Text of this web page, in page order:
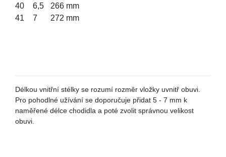
40
6,5
266 mm
41
7 272 mm
Délkou vnitřní stélky se rozumí rozměr vložky uvnitř obuvi.
Pro pohodlné užívání se doporučuje přidat 5 - 7 mm k
naměřené délce chodidla a poté zvolit správnou velikost
obuvi.